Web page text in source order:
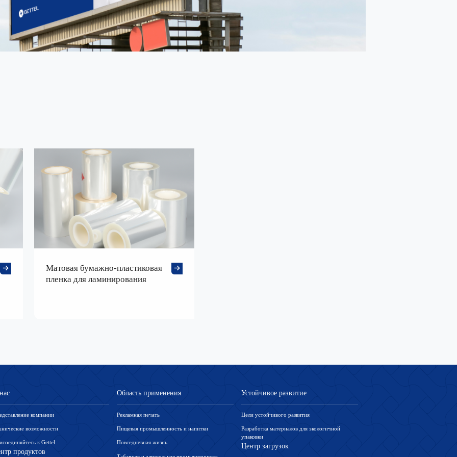
Матовая переводная пленка
Серия сигаретной пленки
Обычная незапотевающая пленка
Металлизированная несущая пленка с двухсторонним
термосвариванием
Матовая бумажно-пластиковая
пленка для ламинирования
компании
возможности
к Gettel
продуктов
Область применения
Рекламная печать
Пищевая промышленность и напитки
Повседневная жизнь
Устойчивое развитие
Цели устойчивого развития
Разработка материалов для экологичной
упаковки
Центр загрузок